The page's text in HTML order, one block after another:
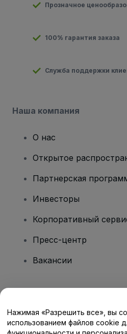
Прозначное
100% гарантия заказа
Служба поддержки
Наша компания
О нас
Открытое
Партнерская
Инвесторы
Корпоративный
Пресс-центр
Вакансии
Центр помощи /
Нажимая «Разрешить все», вы
использованием файлов cookie